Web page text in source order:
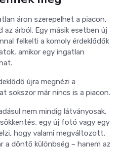
áron szerepelhet a piacon,
az árból. Egy másik esetben új
felkelti a komoly érdeklődők
amikor egy ingatlan
újra megnézi a
sokszor már nincs is a piacon.
nem mindig látványosak.
egy új fotó vagy egy
hogy valami megváltozott.
a döntő különbség – hanem az